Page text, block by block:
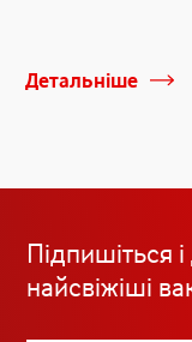
Детальніше
Підпишіться
найсвіжіші